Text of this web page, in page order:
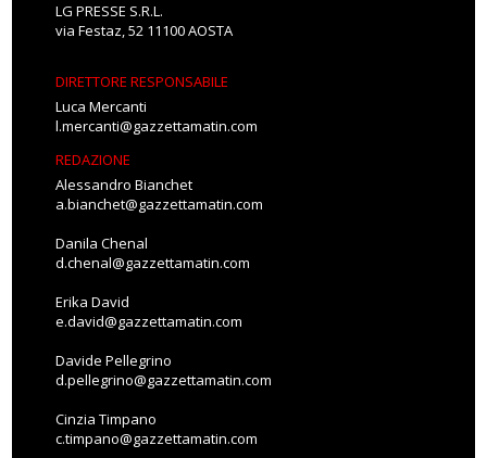
LG PRESSE S.R.L.
via Festaz, 52 11100 AOSTA
DIRETTORE RESPONSABILE
Luca Mercanti
l.mercanti@gazzettamatin.com
REDAZIONE
Alessandro Bianchet
a.bianchet@gazzettamatin.com
Danila Chenal
d.chenal@gazzettamatin.com
Erika David
e.david@gazzettamatin.com
Davide Pellegrino
d.pellegrino@gazzettamatin.com
Cinzia Timpano
c.timpano@gazzettamatin.com